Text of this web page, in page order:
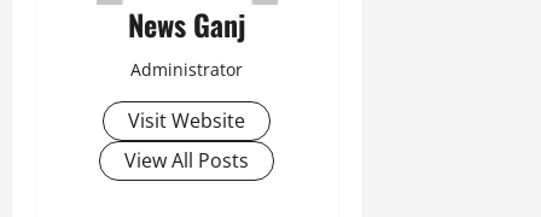
News Ganj
Administrator
Visit Website
View All Posts